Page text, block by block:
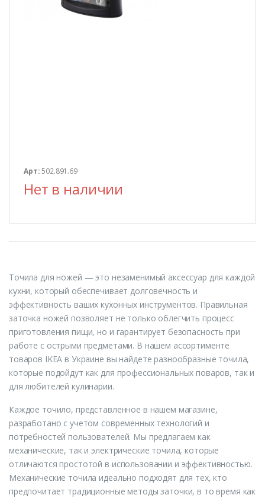
Арт:502.891.69
Нет в наличии
Точила для ножей — это незаменимый аксессуар для каждой
кухни, который обеспечивает долговечность и
эффективность ваших кухонных инструментов. Правильная
заточка ножей позволяет не только облегчить процесс
приготовления пищи, но и гарантирует безопасность при
работе с острыми предметами. В нашем ассортименте
товаров IKEA в Украине вы найдете разнообразные точила,
которые подойдут как для профессиональных поваров, так и
для любителей кулинарии.
Каждое точило, представленное в нашем магазине,
разработано с учетом современных технологий и
потребностей пользователей. Мы предлагаем как
механические, так и электрические точила, которые
отличаются простотой в использовании и эффективностью.
Механические точила идеально подходят для тех, кто
предпочитает традиционные методы заточки, в то время как